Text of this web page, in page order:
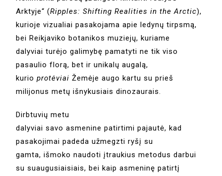
Arktyje“ (Ripples: Shifting Realities in the Arctic),
kurioje vizualiai pasakojama apie ledynų tirpsmą,
bei Reikjaviko botanikos muziejų, kuriame
dalyviai turėjo galimybę pamatyti ne tik viso
pasaulio florą, bet ir unikalų augalą,
kurioprotėviai Žemėje augo kartu su prieš
milijonus metų išnykusiais dinozaurais.
Dirbtuvių metu
dalyviai savo asmenine patirtimi pajautė, kad
pasakojimai padeda užmegzti ryšį su
gamta, išmoko naudoti įtraukius metodus darbui
su suaugusiaisiais, bei kaip asmeninę patirtį